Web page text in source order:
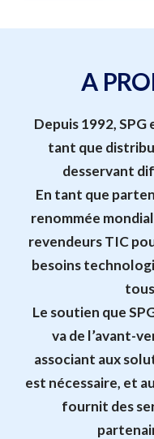
A
Depuis 1992,
tant que
desservant
En tant que
renommée
revendeurs TIC
besoins
Le soutien que
va de l’avant-
associant aux
est nécessaire, et
fournit des